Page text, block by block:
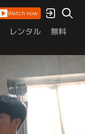
Watch now
レンタル 無料